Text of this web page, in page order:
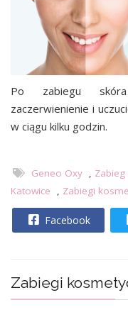
Po zabiegu
zaczerwienienie i
w ciągu kilku godzin.
Geneo Oxy , Zabieg
Katowice
, Zabiegi
Facebook
Zabiegi